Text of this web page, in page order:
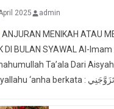
2025 admin
ANJURAN MENIKAH ATAU
DI BULAN SYAWAL Al-
Ta’ala Dari Aisyah
radhiyallahu ‘anha berkata : تَزَوَّجَنِي